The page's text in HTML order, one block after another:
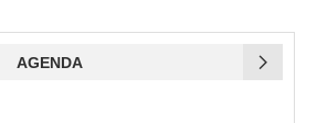
AGENDA